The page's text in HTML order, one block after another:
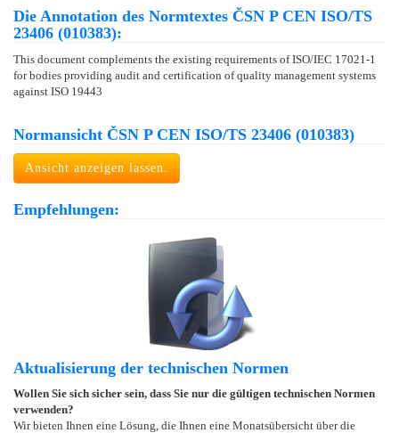
Die Annotation des Normtextes ČSN P CEN ISO/TS
23406 (010383):
This document complements the existing requirements of ISO/IEC 17021-1
for bodies providing audit and certification of quality management systems
against ISO 19443
Normansicht ČSN P CEN ISO/TS 23406 (010383)
Ansicht anzeigen lassen.
Empfehlungen:
Aktualisierung der technischen Normen
Wollen Sie sich sicher sein, dass Sie nur die gültigen technischen Normen
verwenden?
Wir bieten Ihnen eine Lösung, die Ihnen eine Monatsübersicht über die